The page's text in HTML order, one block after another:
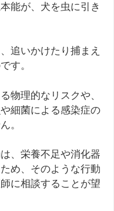
能が、犬を虫に引き
追いかけたり捕まえ
す。
物理的なリスクや、
細菌による感染症の
。
、栄養不足や消化器
め、そのような行動
に相談することが望